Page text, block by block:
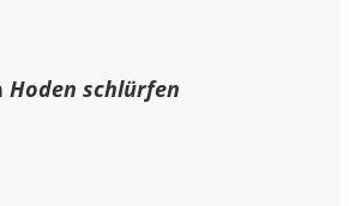
Hoden schlürfen